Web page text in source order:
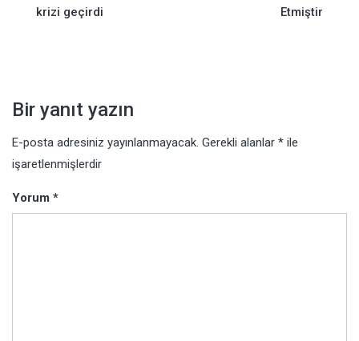
krizi geçirdi Etmiştir
Bir yanıt yazın
E-posta adresiniz yayınlanmayacak. Gerekli alanlar * ile
işaretlenmişlerdir
Yorum *